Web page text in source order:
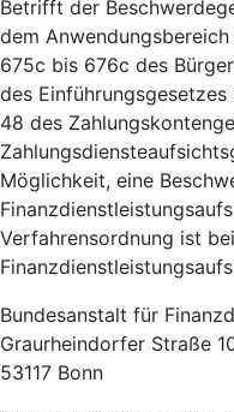
Betrifft der
dem
675c bis 676c des
des
48 des
Möglichkeit, eine
Verfahrensordnung ist
Bundesanstalt für
Graurheindorfer Straße
53117 Bonn